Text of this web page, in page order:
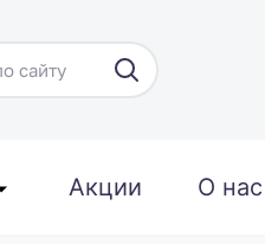
Акции О нас